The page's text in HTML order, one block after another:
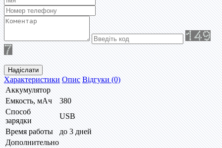
Надіслати
Характеристики Опис Відгуки (0)
Аккумулятор
Емкость, мАч
380
Способ
зарядки
USB
Время работы
до 3 дней
Дополнительно